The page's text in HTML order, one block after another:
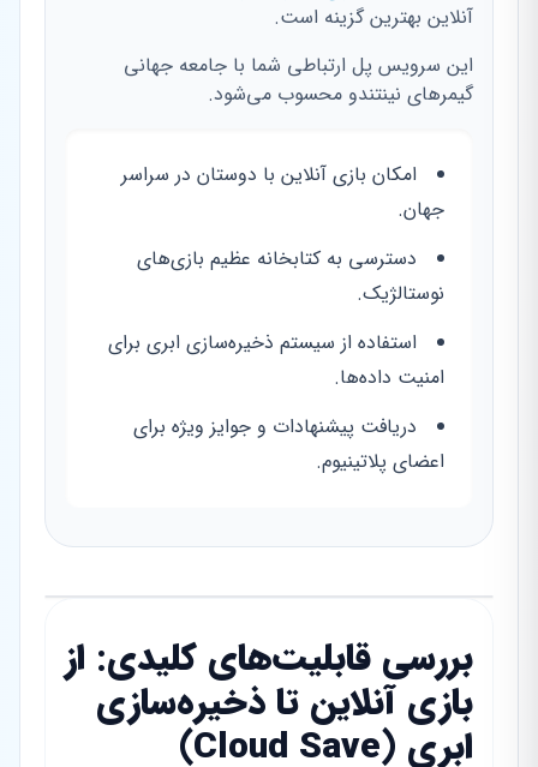
آنلاین بهترین گزینه است.
این سرویس پل ارتباطی شما با جامعه جهانی
گیمرهای نینتندو محسوب می‌شود.
امکان بازی آنلاین با دوستان در سراسر
جهان.
دسترسی به کتابخانه عظیم بازی‌های
نوستالژیک.
استفاده از سیستم ذخیره‌سازی ابری برای
امنیت داده‌ها.
دریافت پیشنهادات و جوایز ویژه برای
اعضای پلاتینیوم.
بررسی قابلیت‌های کلیدی: از
بازی آنلاین تا ذخیره‌سازی
ابری (Cloud Save)